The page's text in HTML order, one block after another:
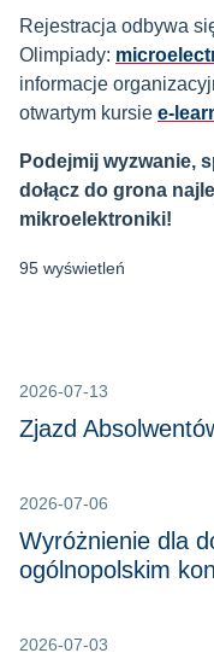
Rejestracja odbywa
Olimpiady:
informacje
otwartym kursie e-
Podejmij wyzwanie,
dołącz do grona
mikroelektroniki!
95 wyświetleń
2026-07-13
Zjazd
2026-07-06
Wyróżnienie dla
ogólnopolskim
2026-07-03